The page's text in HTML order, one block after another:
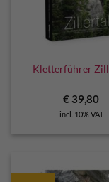
Kletterführer
€ 39,80
incl. 10% VAT